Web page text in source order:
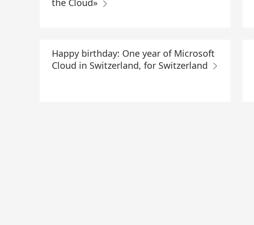
the Cloud»
Happy birthday: One year of Microsoft
Cloud in Switzerland, for Switzerland